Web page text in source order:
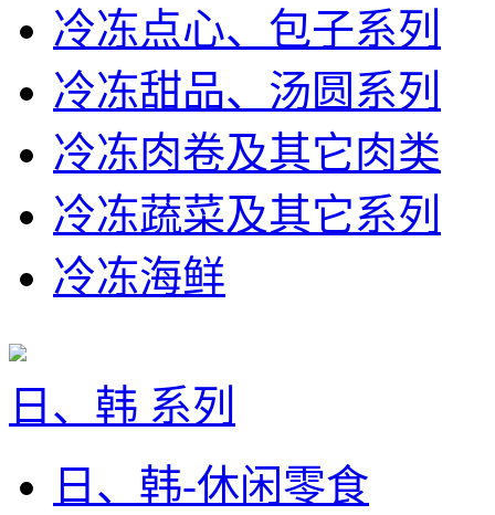
冷冻点心、包子系列
冷冻甜品、汤圆系列
冷冻肉卷及其它肉类
冷冻蔬菜及其它系列
冷冻海鲜
日、韩 系列
日、韩-休闲零食